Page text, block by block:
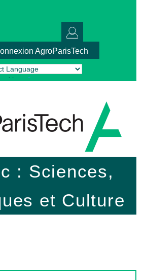
AgroParisTech
by Translate
: Sciences,
et Culture